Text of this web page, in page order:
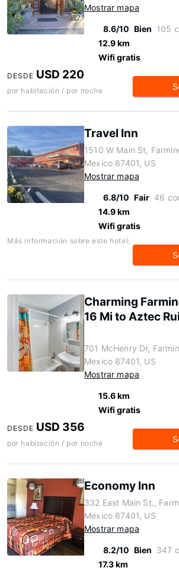
Mostrar mapa
8.6/10 Bien 105
12.9 km
Wifi gratis
DESDE USD 220
por habitación / por noche
Travel Inn
1510 W Main St,
Mexico 87401, US
Mostrar mapa
6.8/10 Fair 46
14.9 km
Wifi gratis
Más información sobre este hotel:
Charming
16 Mi to Aztec
701 McHenry Dr,
Mexico 87401, US
Mostrar mapa
15.6 km
Wifi gratis
DESDE USD 356
por habitación / por noche
Economy Inn
332 East Main St.,
Mexico 87401, US
Mostrar mapa
8.2/10 Bien 347
17.3 km